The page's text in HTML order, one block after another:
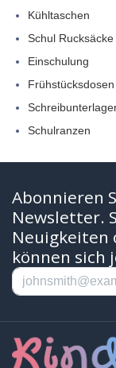
Kühltaschen
Schul Rucksäcke
Einschulung
Frühstücksdosen
Schulranzen
Abonnieren
Newsletter.
Neuigkeiten
können sich